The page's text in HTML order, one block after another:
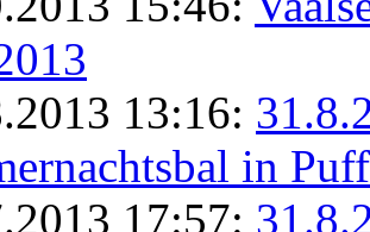
13:16:
in
17:57: